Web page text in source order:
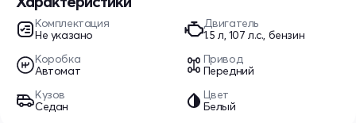
Комплектация
Не указано
Двигатель
1.5 л, 107 л.с., бензин
Коробка
Автомат
Привод
Передний
Кузов
Седан
Цвет
Белый